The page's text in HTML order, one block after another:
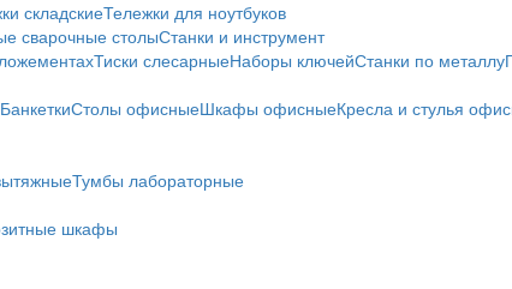
складскиеТележки для ноутбуков
сварочные столыСтанки и инструмент
Тиски слесарныеНаборы ключейСтанки по металлу
БанкеткиСтолы офисныеШкафы офисныеКресла и стулья
Тумбы лабораторные
шкафы